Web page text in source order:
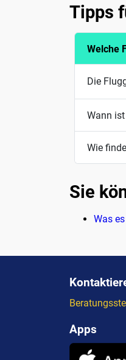
Tipps
Welche
Die
Wann
Wie
Sie
Was
Apps